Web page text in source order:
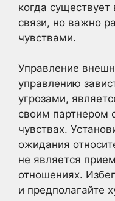
когда
связи, но важно
чувствами.
Управление
управлению
угрозами,
своим партнером
чувствах.
ожидания
не является
отношениях.
и предполагайте